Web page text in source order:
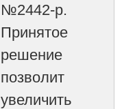
№2442-р.
Принятое
решение
позволит
увеличить